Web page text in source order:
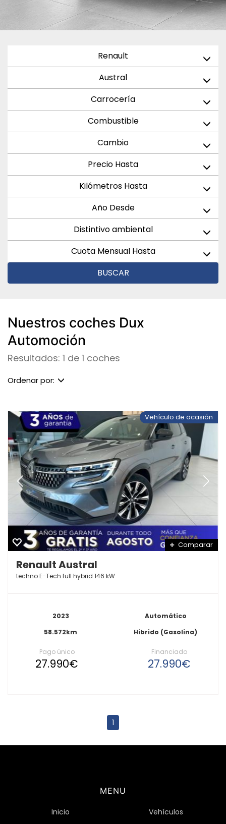
Renault
Austral
Carrocería
Combustible
Cambio
Precio Hasta
Kilómetros Hasta
Año Desde
Distintivo ambiental
Cuota Mensual Hasta
BUSCAR
Nuestros coches Dux
Automoción
Resultados: 1 de 1 coches
Ordenar por:
Vehículo de ocasión
Comparar
Renault Austral
techno E-Tech full hybrid 146 kW
2023
58.572km
Automático
Híbrido (Gasolina)
Pago único
27.990€
Financiado
27.990€
1
MENU
Inicio
Vehículos